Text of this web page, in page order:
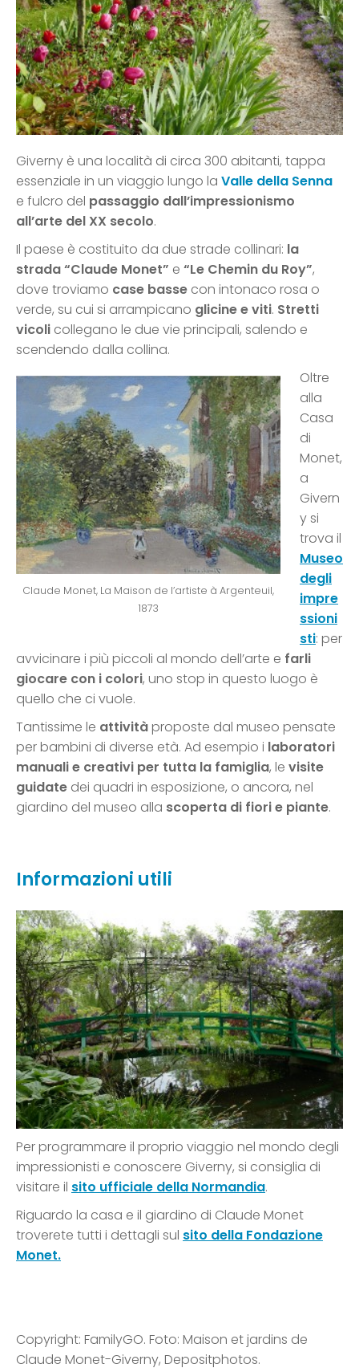
Giverny è una località di circa 300 abitanti, tappa
essenziale in un viaggio lungo la Valle della Senna
e fulcro del passaggio dall’impressionismo
all’arte del XX secolo.
Il paese è costituito da due strade collinari: la
strada “Claude Monet” e “Le Chemin du Roy”,
dove troviamo case basse con intonaco rosa o
verde, su cui si arrampicano glicine e viti. Stretti
vicoli collegano le due vie principali, salendo e
scendendo dalla collina.
Claude Monet, La Maison de l’artiste à Argenteuil,
1873
Oltre
alla
Casa
di
Monet,
a
Givern
y si
trova il
Museo
degli
impre
ssioni
sti: per
avvicinare i più piccoli al mondo dell’arte e farli
giocare con i colori, uno stop in questo luogo è
quello che ci vuole.
Tantissime le attivitàproposte dal museo pensate
per bambini di diverse età. Ad esempio i laboratori
manuali e creativi per tutta la famiglia, le visite
guidate dei quadri in esposizione, o ancora, nel
giardino del museo alla scoperta di fiori e piante.
Informazioni utili
Per programmare il proprio viaggio nel mondo degli
impressionisti e conoscere Giverny, si consiglia di
visitare il sito ufficiale della Normandia.
Riguardo la casa e il giardino di Claude Monet
troverete tutti i dettagli sul sito della Fondazione
Monet.
Copyright: FamilyGO. Foto: Maison et jardins de
Claude Monet-Giverny, Depositphotos.